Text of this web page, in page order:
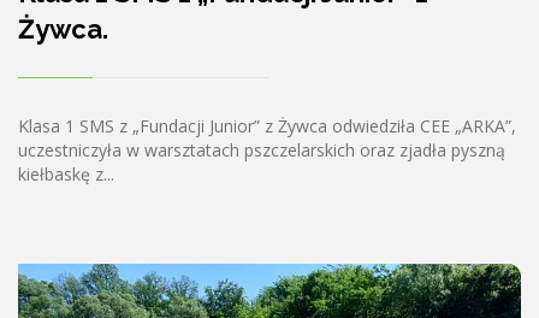
Żywca.
Klasa 1 SMS z „Fundacji Junior” z Żywca odwiedziła CEE „ARKA”,
uczestniczyła w warsztatach pszczelarskich oraz zjadła pyszną
kiełbaskę z...